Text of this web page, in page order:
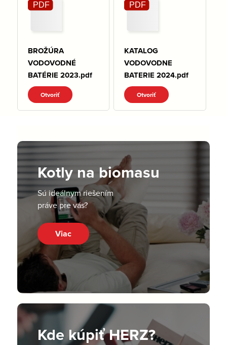
BROŽÚRA
VODOVODNÉ
BATÉRIE 2023.pdf
Otvoriť
KATALOG
VODOVODNE
BATERIE 2024.pdf
Otvoriť
Kotly na biomasu
Sú ideálnym riešením
práve pre vás?
Viac
Kde kúpiť HERZ?